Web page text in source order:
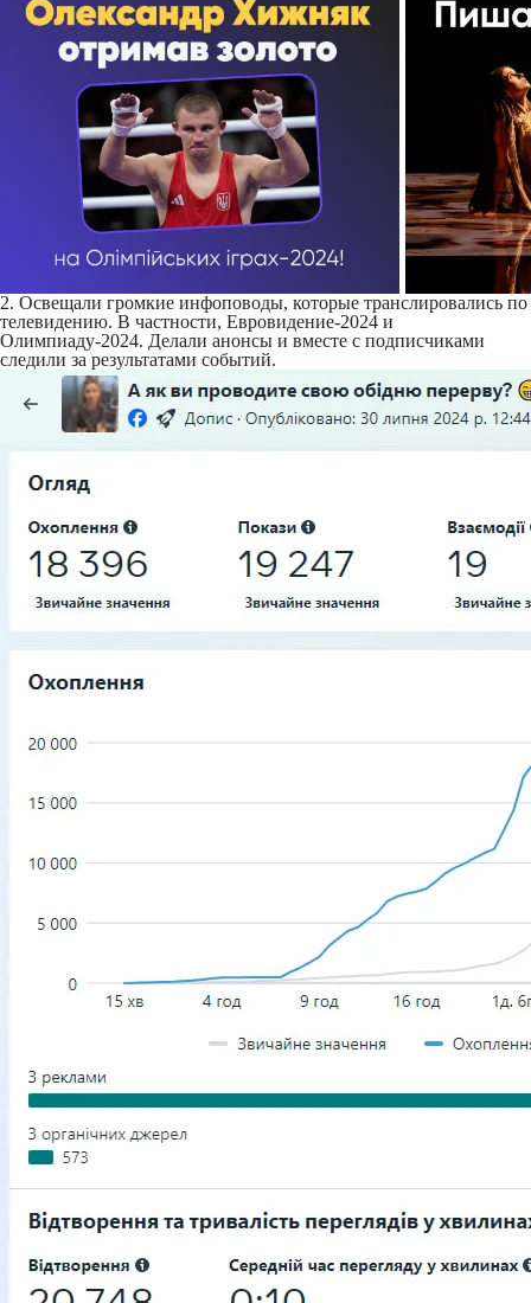
2. Освещали громкие инфоповоды, которые транслировались по
телевидению. В частности, Евровидение-2024 и
Олимпиаду-2024. Делали анонсы и вместе с подписчиками
следили за результатами событий.